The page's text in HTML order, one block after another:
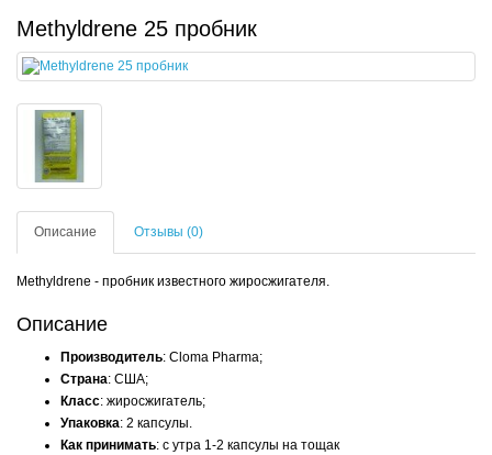
Methyldrene 25 пробник
Описание Отзывы (0)
Methyldrene - пробник известного жиросжигателя.
Описание
Производитель: Cloma Pharma;
Страна: США;
Класс: жиросжигатель;
Упаковка: 2 капсулы.
Как принимать: с утра 1-2 капсулы на тощак